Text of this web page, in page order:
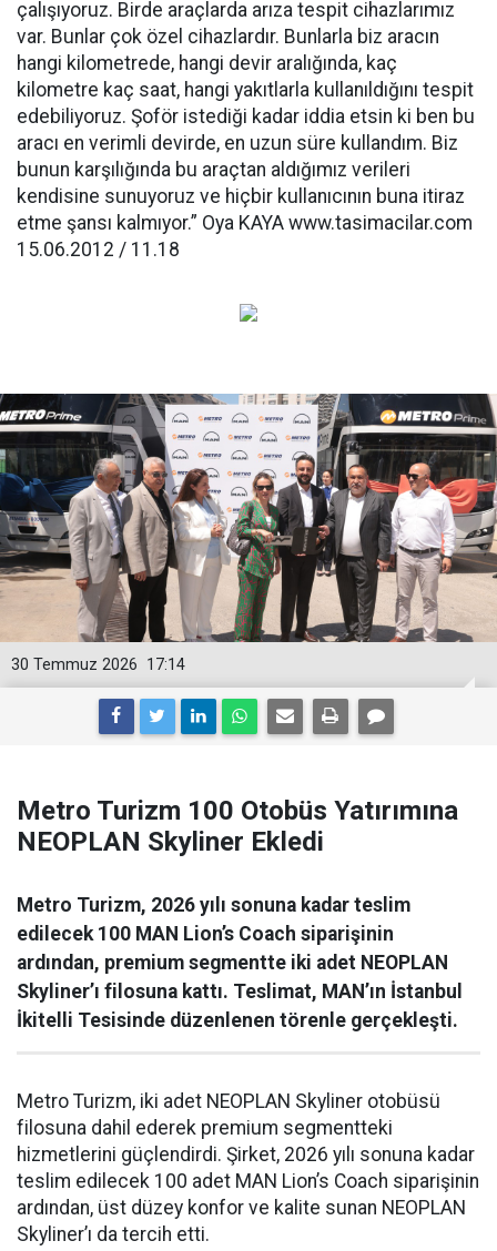
çalışıyoruz. Birde araçlarda arıza tespit cihazlarımız
var. Bunlar çok özel cihazlardır. Bunlarla biz aracın
hangi kilometrede, hangi devir aralığında, kaç
kilometre kaç saat, hangi yakıtlarla kullanıldığını tespit
edebiliyoruz. Şoför istediği kadar iddia etsin ki ben bu
aracı en verimli devirde, en uzun süre kullandım. Biz
bunun karşılığında bu araçtan aldığımız verileri
kendisine sunuyoruz ve hiçbir kullanıcının buna itiraz
etme şansı kalmıyor.” Oya KAYA www.tasimacilar.com
15.06.2012 / 11.18
17:14
30 Temmuz 2026
Metro Turizm 100 Otobüs Yatırımına
NEOPLAN Skyliner Ekledi
Metro Turizm, 2026 yılı sonuna kadar teslim
edilecek 100 MAN Lion’s Coach siparişinin
ardından, premium segmentte iki adet NEOPLAN
Skyliner’ı filosuna kattı. Teslimat, MAN’ın İstanbul
İkitelli Tesisinde düzenlenen törenle gerçekleşti.
Metro Turizm, iki adet NEOPLAN Skyliner otobüsü
filosuna dahil ederek premium segmentteki
hizmetlerini güçlendirdi. Şirket, 2026 yılı sonuna kadar
teslim edilecek 100 adet MAN Lion’s Coach siparişinin
ardından, üst düzey konfor ve kalite sunan NEOPLAN
Skyliner’ı da tercih etti.